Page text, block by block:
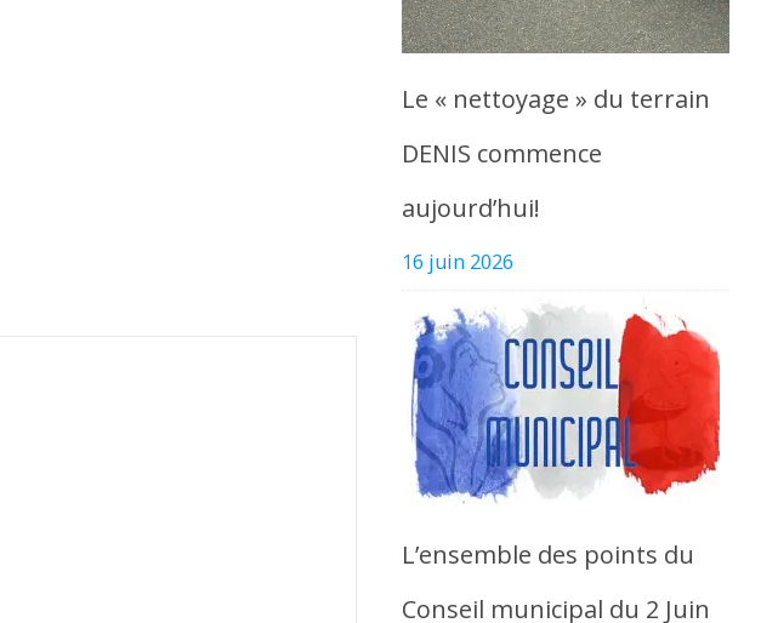
Le « nettoyage » du terrain
DENIS commence
aujourd’hui!
16 juin 2026
L’ensemble des points du
Conseil municipal du 2 Juin